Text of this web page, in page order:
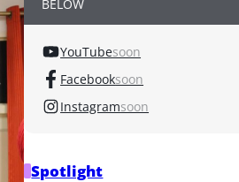
BELOW
YouTubesoon
Facebooksoon
Instagramsoon
Spotlight